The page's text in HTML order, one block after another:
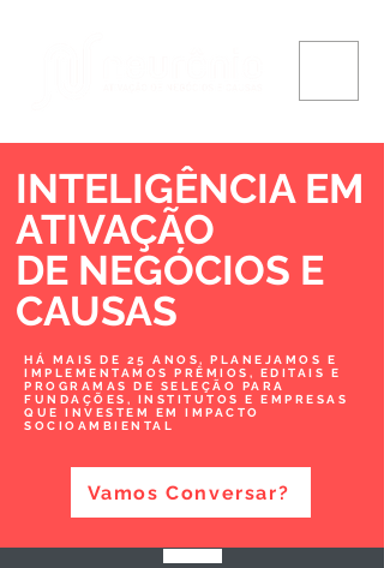
INTELIGÊNCIA EM
ATIVAÇÃO
DE NEGÓCIOS E
CAUSAS
HÁ MAIS DE 25 ANOS, PLANEJAMOS E
IMPLEMENTAMOS PRÊMIOS, EDITAIS E
PROGRAMAS DE SELEÇÃO PARA
FUNDAÇÕES, INSTITUTOS E EMPRESAS
QUE INVESTEM EM IMPACTO
SOCIOAMBIENTAL
Vamos Conversar?